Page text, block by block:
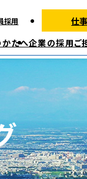
採用 仕
たへ
派遣ではたらく
正社員・契約社員で
企業の採用ご